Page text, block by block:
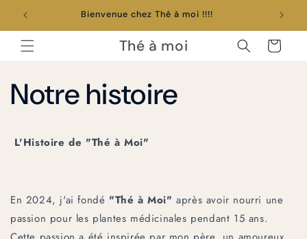
passer
au
contenu
Bienvenue chez Thé à moi !!!!
Thé à moi Panier
Notre histoire
L'Histoire de "Thé à Moi"
En 2024, j'ai fondé "Thé à Moi" après avoir nourri une
passion pour les plantes médicinales pendant 15 ans.